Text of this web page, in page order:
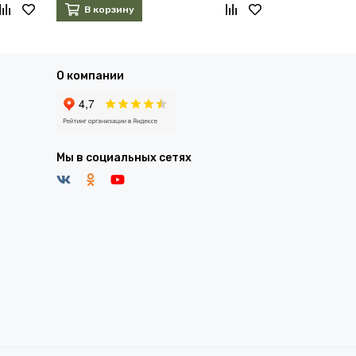
В корзину
О компании
Мы в социальных сетях